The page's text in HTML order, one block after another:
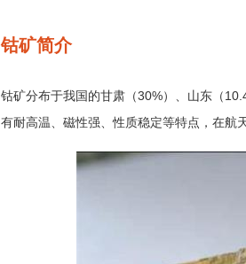
钴矿简介
钴矿分布于我国的甘肃（30%）、山东（
有耐高温、磁性强、性质稳定等特点，在航